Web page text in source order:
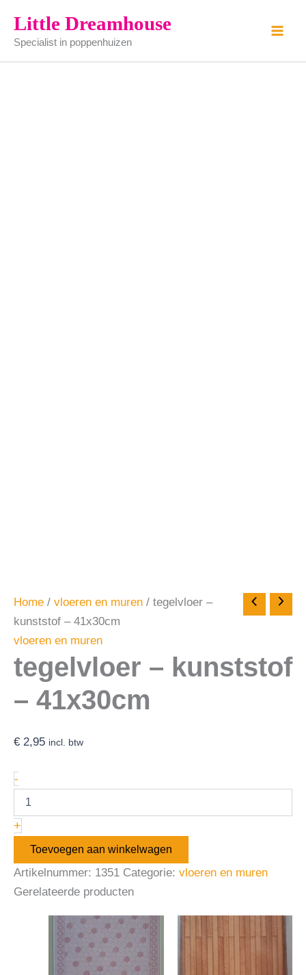
naar
inhoud
Little Dreamhouse
Specialist in poppenhuizen
Home / vloeren en muren / tegelvloer –
kunststof – 41x30cm
vloeren en muren
tegelvloer – kunststof
– 41x30cm
€ 2,95 incl. btw
-
-
kunststof
-
41x30cm
+
Toevoegen aan winkelwagen
Artikelnummer: 1351 Categorie: vloeren en muren
Gerelateerde producten